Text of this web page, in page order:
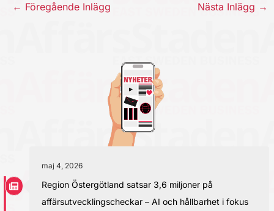
← Föregående Inlägg Nästa Inlägg →
maj 4, 2026
Region Östergötland satsar 3,6 miljoner på
affärsutvecklingscheckar – AI och hållbarhet i fokus